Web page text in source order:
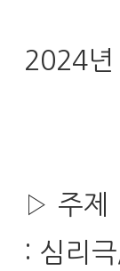
2024년
▷ 주제
: 심리